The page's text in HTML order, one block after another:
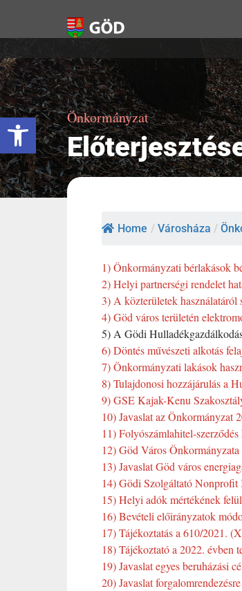
Eszköztár megnyitásaÖnkormányzat
Home / Városháza /
1) Önkormányzati bérlakások
2) Helyi partnerségi rendelet
3) A közterületek használatáról
4) Göd város területén
5) A Gödi
6) Döntés művészeti alkotás
7) Önkormányzati lakások
8) Tulajdonosi hozzájárulás a
9) GSE Kajak-Kenu
10) Javaslat az Önkormányzat
11) Folyószámlahitel-szerződés
12) Göd Város
13) Javaslat Göd város
14) Gödi Szolgáltató Nonprofit
15) Helyi adók mértékének
16) Bevételi előirányzatok
17) Tájékoztatás a 610/2021.
18) Tájékoztató a 2022. évben
19) Javaslat egyes beruházási
20) Javaslat